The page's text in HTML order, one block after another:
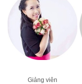
Giảng viên